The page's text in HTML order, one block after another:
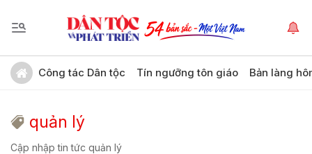
Công tác Dân tộc Tín ngưỡng tôn giáo Bản làng
quản lý
Cập nhập tin tức quản lý